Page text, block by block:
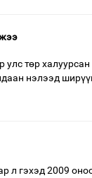
төр
нэлээд
л гэхэд 2009